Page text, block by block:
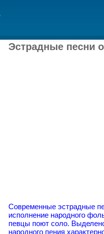
Эстрадные песни о
Современные эстрадные
исполнение народного
певцы поют соло.
народного пения